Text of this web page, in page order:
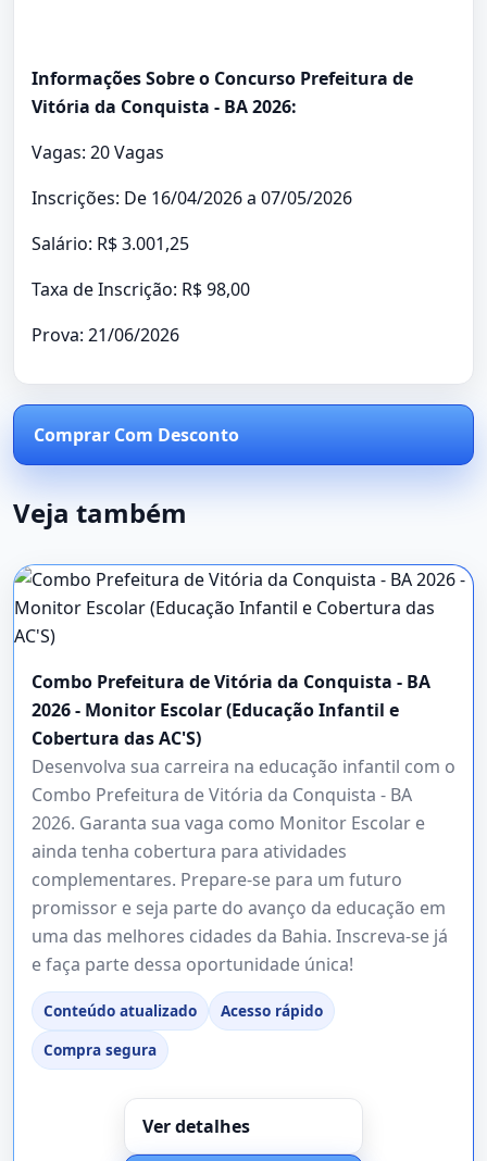
Informações Sobre o Concurso Prefeitura de
Vitória da Conquista - BA 2026:
Vagas: 20 Vagas
Inscrições: De 16/04/2026 a 07/05/2026
Salário: R$ 3.001,25
Taxa de Inscrição: R$ 98,00
Prova: 21/06/2026
Comprar Com Desconto
Veja também
Combo Prefeitura de Vitória da Conquista - BA
2026 - Monitor Escolar (Educação Infantil e
Cobertura das AC'S)
Desenvolva sua carreira na educação infantil com o
Combo Prefeitura de Vitória da Conquista - BA
2026. Garanta sua vaga como Monitor Escolar e
ainda tenha cobertura para atividades
complementares. Prepare-se para um futuro
promissor e seja parte do avanço da educação em
uma das melhores cidades da Bahia. Inscreva-se já
e faça parte dessa oportunidade única!
Conteúdo atualizado
Acesso rápido
Compra segura
Ver detalhes